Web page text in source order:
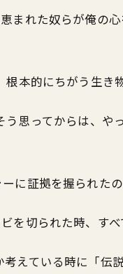
まれた奴らが俺の
本的にちがう生き
思ってからは、や
に証拠を握られたの
を切られた時、すべ
えている時に「伝